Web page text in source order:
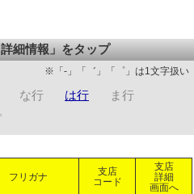
細情報」をタップ
※「-」「゛」「゜」は1文字扱い
な行 は行
ま行
フリガナ
支店
コード
支店
詳細
画面へ